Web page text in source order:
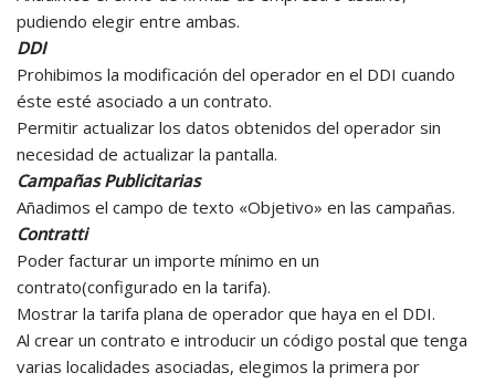
pudiendo elegir entre ambas.
DDI
Prohibimos la modificación del operador en el DDI cuando
éste esté asociado a un contrato.
Permitir actualizar los datos obtenidos del operador sin
necesidad de actualizar la pantalla.
Campañas Publicitarias
Añadimos el campo de texto «Objetivo» en las campañas.
Contratti
Poder facturar un importe mínimo en un
contrato(configurado en la tarifa).
Mostrar la tarifa plana de operador que haya en el DDI.
Al crear un contrato e introducir un código postal que tenga
varias localidades asociadas, elegimos la primera por